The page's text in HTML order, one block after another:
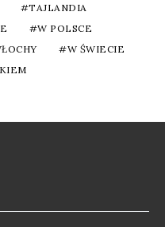
TAJLANDIA
W POLSCE
W ŚWIECIE